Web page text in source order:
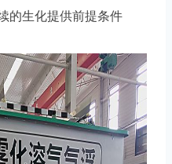
生化提供前提条件